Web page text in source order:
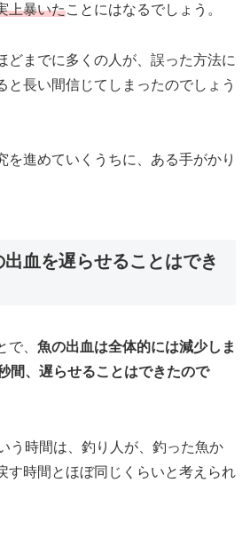
上暴いたことにはなるでしょう。
どまでに多くの人が、誤った方法に
と長い間信じてしまったのでしょう
を進めていくうちに、ある手がかり
血を遅らせることはでき
、 魚の出血は全体的には減少しま
間、遅らせることはできたので
う時間は、釣り人が、釣った魚か
す時間とほぼ同じくらいと考えられ